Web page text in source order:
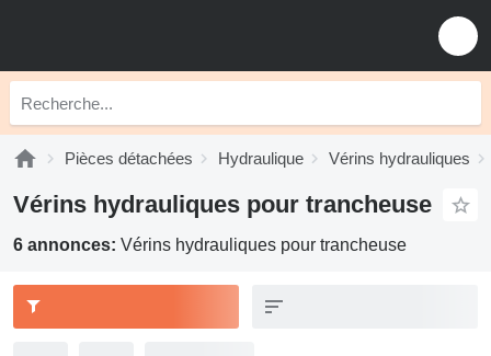
Pièces détachées Hydraulique Vérins hydrauliques
Vérins hydrauliques pour trancheuse
6 annonces: Vérins hydrauliques pour trancheuse